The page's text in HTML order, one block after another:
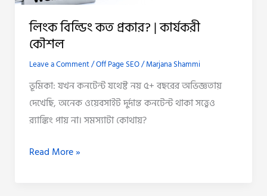
লিংক বিল্ডিং কত প্রকার? | কার্যকরী
কৌশল
Leave a Comment/Off Page SEO/Marjana Shammi
ভূমিকা: যখন কনটেন্ট যথেষ্ট নয় ৫+ বছরের অভিজ্ঞতায়
দেখেছি, অনেক ওয়েবসাইট দুর্দান্ত কনটেন্ট থাকা সত্ত্বেও
র‍্যাঙ্কিং পায় না। সমস্যাটা কোথায়?
Read More »